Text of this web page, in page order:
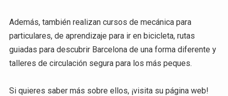
Además, también realizan cursos de mecánica para
particulares, de aprendizaje para ir en bicicleta, rutas
guiadas para descubrir Barcelona de una forma diferente y
talleres de circulación segura para los más peques.
Si quieres saber más sobre ellos, ¡visita su página web!